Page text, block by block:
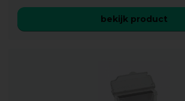
bekijk product